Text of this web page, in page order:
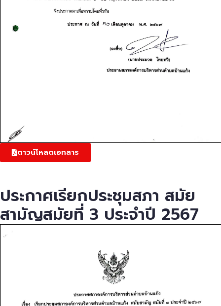
ดาวน์โหลดเอกสาร
ประกาศเรียกประชุมสภา สมัย
สามัญสมัยที่ 3 ประจำปี 2567